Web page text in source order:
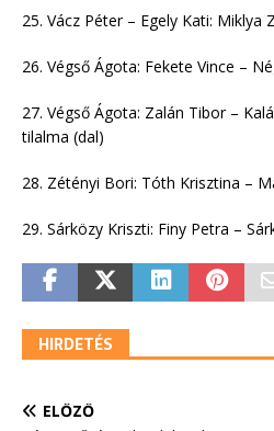
25. Vácz Péter – Egely Kati: Miklya
26. Végső Ágota: Fekete Vince –
27. Végső Ágota: Zalán Tibor –
tilalma (dal)
28. Zétényi Bori: Tóth Krisztina –
29. Sárközy Kriszti: Finy Petra –
HIRDETÉS
ELŐZŐ